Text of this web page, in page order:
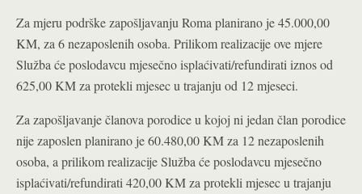
Za mjeru podrške zapošljavanju Roma planirano je 45.000,00
KM, za 6 nezaposlenih osoba. Prilikom realizacije ove mjere
Služba će poslodavcu mjesečno isplaćivati/refundirati iznos od
625,00 KM za protekli mjesec u trajanju od 12 mjeseci.
Za zapošljavanje članova porodice u kojoj ni jedan član porodice
nije zaposlen planirano je 60.480,00 KM za 12 nezaposlenih
osoba, a prilikom realizacije Služba će poslodavcu mjesečno
isplaćivati/refundirati 420,00 KM za protekli mjesec u trajanju